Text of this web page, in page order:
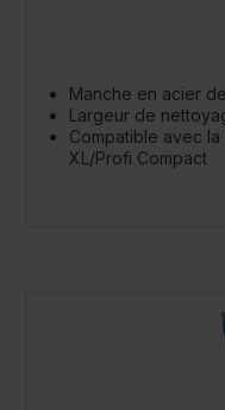
Manche en acier
Largeur de
Compatible avec
XL/Profi Compact